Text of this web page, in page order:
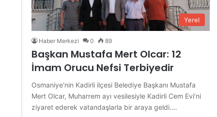
Yerel
Haber Merkezi 0 89
Başkan Mustafa Mert Olcar: 12
İmam Orucu Nefsi Terbiyedir
Osmaniye‘nin Kadirli ilçesi Belediye Başkanı Mustafa
Mert Olcar, Muharrem ayı vesilesiyle Kadirli Cem Evi’ni
ziyaret ederek vatandaşlarla bir araya geldi.…